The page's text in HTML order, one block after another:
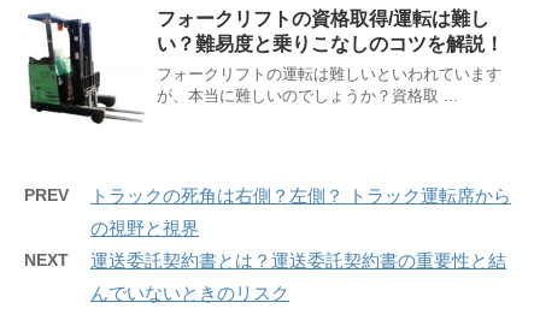
フォークリフトの資格取得/運転は難し
い？難易度と乗りこなしのコツを解説！
フォークリフトの運転は難しいといわれています
が、本当に難しいのでしょうか？資格取 ...
PREV
トラックの死角は右側？左側？ トラック運転席から
の視野と視界
NEXT
運送委託契約書とは？運送委託契約書の重要性と結
んでいないときのリスク